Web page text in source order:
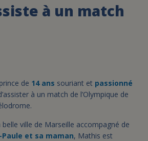
à un match
de 14 ans souriant et passionné
à un match de l’Olympique de
ville de Marseille accompagné de
et sa maman, Mathis est